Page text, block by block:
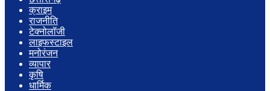
क्राइम
राजनीति
टेक्नोलॉजी
लाइफस्टाइल
मनोरंजन
व्यापार
कृषि
धार्मिक